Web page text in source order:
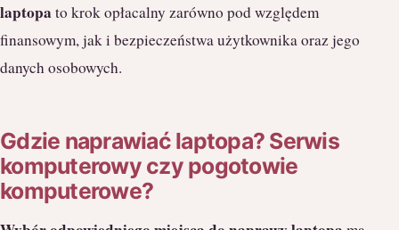
laptopa to krok opłacalny zarówno pod względem
finansowym, jak i bezpieczeństwa użytkownika oraz jego
danych osobowych.
Gdzie naprawiać laptopa? Serwis
komputerowy czy pogotowie
komputerowe?